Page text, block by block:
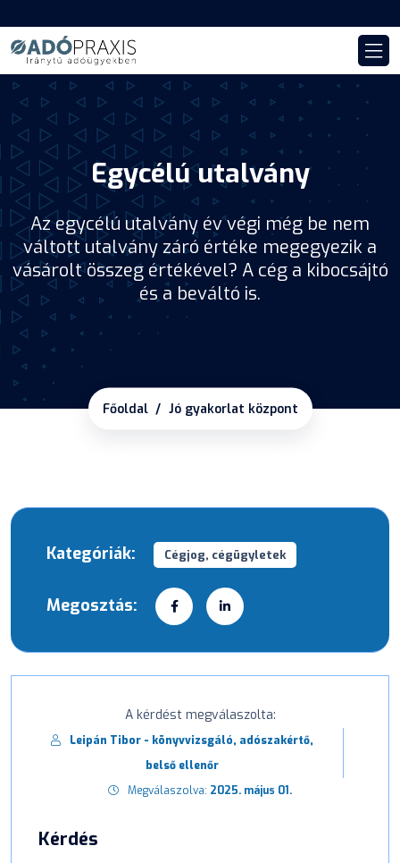
Egycélú utalvány
Az egycélú utalvány év végi még be nem
váltott utalvány záró értéke megegyezik a
vásárolt összeg értékével? A cég a kibocsájtó
és a beváltó is.
Főoldal Jó gyakorlat központ
Kategóriák: Cégjog, cégügyletek
Megosztás:
A kérdést megválaszolta:
Leipán Tibor - könyvvizsgáló, adószakértő,
belső ellenőr
Megválaszolva: 2025. május 01.
Kérdés